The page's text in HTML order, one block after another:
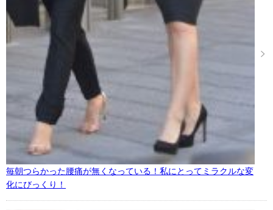
毎朝つらかった腰痛が無くなっている！私にとってミラクルな変
化にびっくり！